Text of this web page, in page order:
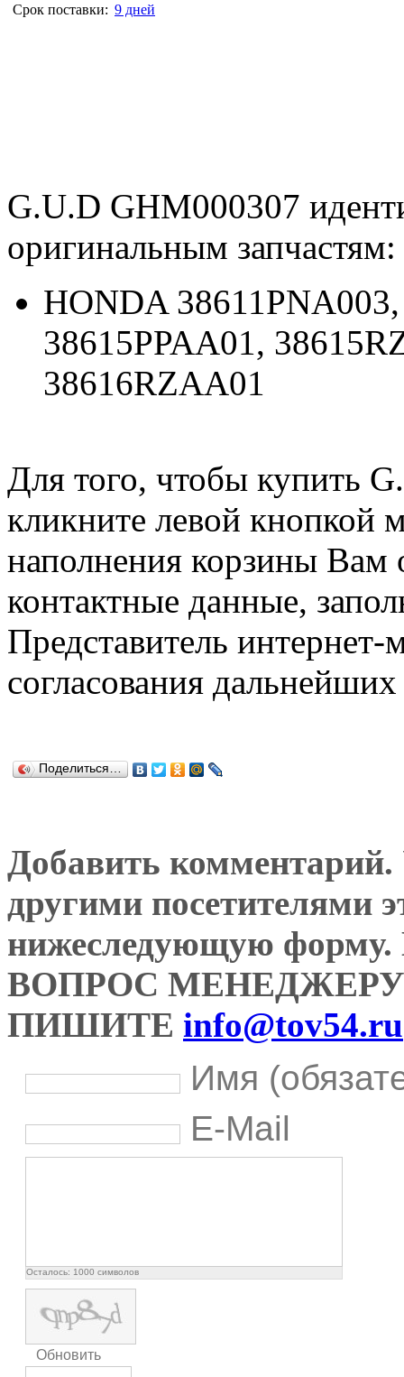
Срок поставки: 9 дней
G.U.D GHM000307
оригинальным запчастям:
HONDA
38615PPAA01,
38616RZAA01
Для того, чтобы купить
кликните левой
наполнения корзины Вам
контактные данные,
Представитель
согласования
Поделиться…
Добавить комментарий.
другими посетителями
нижеследующую
ВОПРОС
ПИШИТЕ info@tov54.ru
Имя
E-Mail
Осталось: 1000 символов
Обновить